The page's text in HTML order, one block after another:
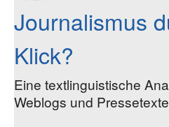
Journalismus
Klick?
Eine textlinguistische
Weblogs und